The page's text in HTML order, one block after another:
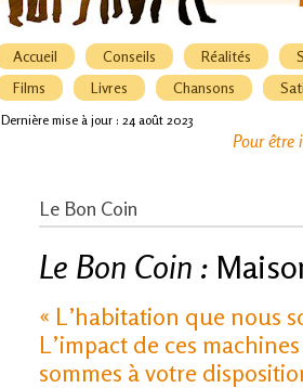
Accueil Conseils Réalités
Films
Livres Chansons
Dernière mise à jour : 24 août 2023
Pour être
Le Bon Coin
Le Bon Coin :
« L’habitation que nous
L’impact de ces
sommes à votre